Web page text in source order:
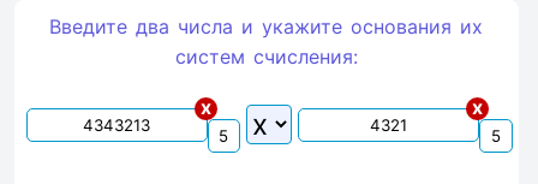
Введите два числа и укажите основания их
систем счиcления:
x x